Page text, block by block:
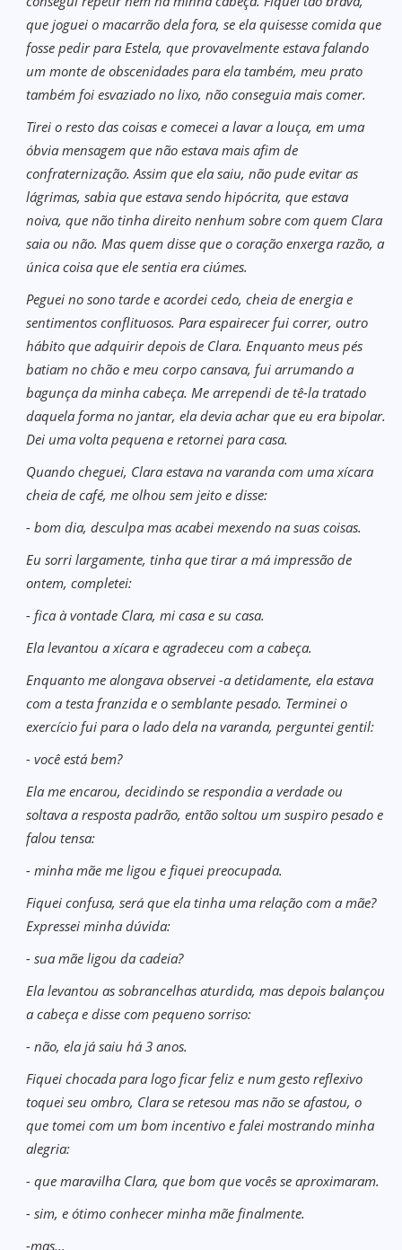
que joguei o macarrão dela fora, se ela quisesse comida que
fosse pedir para Estela, que provavelmente estava falando
um monte de obscenidades para ela também, meu prato
também foi esvaziado no lixo, não conseguia mais comer.
Tirei o resto das coisas e comecei a lavar a louça, em uma
óbvia mensagem que não estava mais afim de
confraternização. Assim que ela saiu, não pude evitar as
lágrimas, sabia que estava sendo hipócrita, que estava
noiva, que não tinha direito nenhum sobre com quem Clara
saia ou não. Mas quem disse que o coração enxerga razão, a
única coisa que ele sentia era ciúmes.
Peguei no sono tarde e acordei cedo, cheia de energia e
sentimentos conflituosos. Para espairecer fui correr, outro
hábito que adquirir depois de Clara. Enquanto meus pés
batiam no chão e meu corpo cansava, fui arrumando a
bagunça da minha cabeça. Me arrependi de tê-la tratado
daquela forma no jantar, ela devia achar que eu era bipolar.
Dei uma volta pequena e retornei para casa.
Quando cheguei, Clara estava na varanda com uma xícara
cheia de café, me olhou sem jeito e disse:
- bom dia, desculpa mas acabei mexendo na suas coisas.
Eu sorri largamente, tinha que tirar a má impressão de
ontem, completei:
- fica à vontade Clara, mi casa e su casa.
Ela levantou a xícara e agradeceu com a cabeça.
Enquanto me alongava observei -a detidamente, ela estava
com a testa franzida e o semblante pesado. Terminei o
exercício fui para o lado dela na varanda, perguntei gentil:
- você está bem?
Ela me encarou, decidindo se respondia a verdade ou
soltava a resposta padrão, então soltou um suspiro pesado e
falou tensa:
- minha mãe me ligou e fiquei preocupada.
Fiquei confusa, será que ela tinha uma relação com a mãe?
Expressei minha dúvida:
- sua mãe ligou da cadeia?
Ela levantou as sobrancelhas aturdida, mas depois balançou
a cabeça e disse com pequeno sorriso:
- não, ela já saiu há 3 anos.
Fiquei chocada para logo ficar feliz e num gesto reflexivo
toquei seu ombro, Clara se retesou mas não se afastou, o
que tomei com um bom incentivo e falei mostrando minha
alegria:
- que maravilha Clara, que bom que vocês se aproximaram.
- sim, e ótimo conhecer minha mãe finalmente.
-mas...